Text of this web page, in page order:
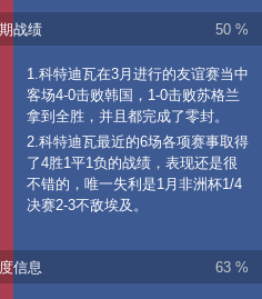
战绩 50 %
1.科特迪瓦在3月进行的友谊赛当中
客场4-0击败韩国，1-0击败苏格兰
拿到全胜，并且都完成了零封。
2.科特迪瓦最近的6场各项赛事取得
了4胜1平1负的战绩，表现还是很
不错的，唯一失利是1月非洲杯1/4
决赛2-3不敌埃及。
信息 63 %